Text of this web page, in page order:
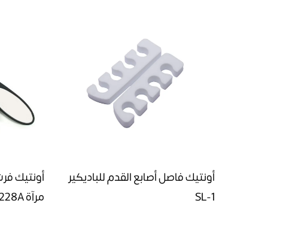
أونتيك فاصل أصابع القدم للباديكير
SL-1
أونتيك
مرآة 5228A